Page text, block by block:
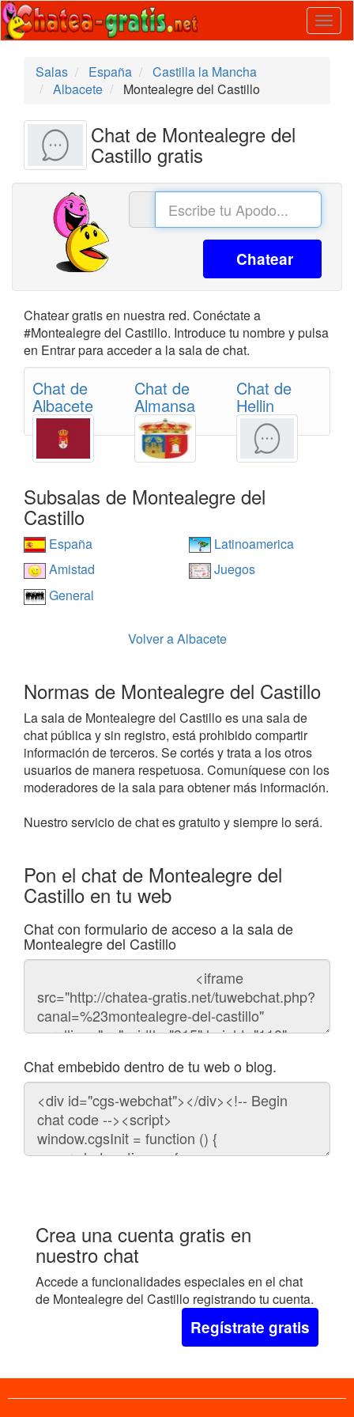
Salas
España
Castilla la Mancha
Albacete
Montealegre del Castillo
Chat de Montealegre del
Castillo gratis
Chatear
Chatear gratis en nuestra red. Conéctate a
#Montealegre del Castillo. Introduce tu nombre y pulsa
en Entrar para acceder a la sala de chat.
Chat de
Albacete
Chat de
Almansa
Chat de
Hellin
Subsalas de Montealegre del
Castillo
España
Latinoamerica
Amistad
Juegos
General
Volver a Albacete
Normas de Montealegre del Castillo
La sala de Montealegre del Castillo es una sala de
chat pública y sin registro, está prohibido compartir
información de terceros. Se cortés y trata a los otros
usuarios de manera respetuosa. Comuníquese con los
moderadores de la sala para obtener más información.
Nuestro servicio de chat es gratuito y siempre lo será.
Pon el chat de Montealegre del
Castillo en tu web
Chat con formulario de acceso a la sala de
Montealegre del Castillo
Código
chat
Chat embebido dentro de tu web o blog.
Código
para
embeber
chat
Crea una cuenta gratis en
nuestro chat
Accede a funcionalidades especiales en el chat
de Montealegre del Castillo registrando tu cuenta.
Regístrate gratis